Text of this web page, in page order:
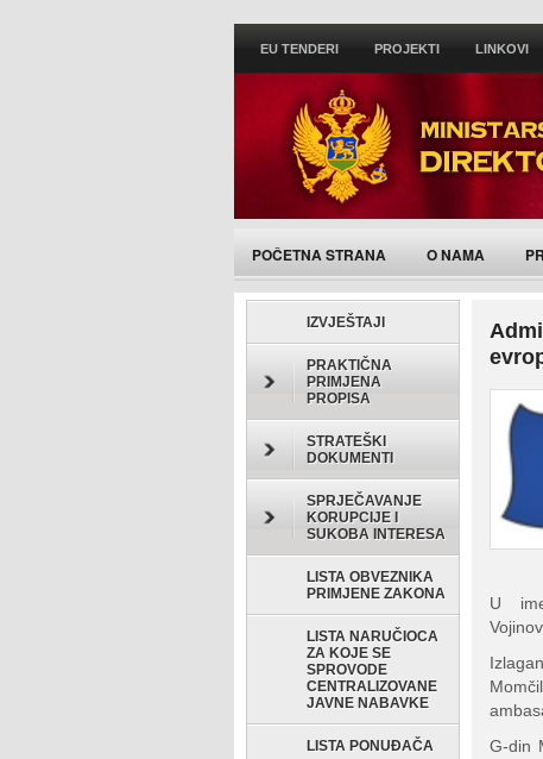
EU TENDERI PROJEKTI LINKOVI
POČETNA STRANA O NAMA
IZVJEŠTAJI
PRAKTIČNA
PRIMJENA
PROPISA
STRATEŠKI
DOKUMENTI
SPRJEČAVANJE
KORUPCIJE I
SUKOBA INTERESA
LISTA OBVEZNIKA
PRIMJENE ZAKONA
LISTA NARUČIOCA
ZA KOJE SE
SPROVODE
CENTRALIZOVANE
JAVNE NABAVKE
LISTA PONUĐAČA
U
G-din